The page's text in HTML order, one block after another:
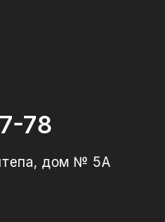
78
дом № 5А